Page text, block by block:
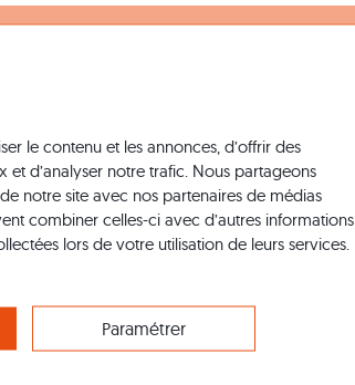
le contenu et les annonces, d’offrir des
d’analyser notre trafic. Nous partageons
notre site avec nos partenaires de médias
combiner celles-ci avec d’autres informations
lors de votre utilisation de leurs services.
Paramétrer